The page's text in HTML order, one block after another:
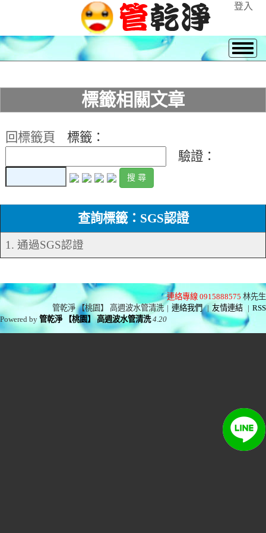
登入
標籤相關文章
回標籤頁
標籤：
驗證：
查詢標籤：SGS認證
1. 通過SGS認證
連絡專線 0915888575 林先生
管乾淨 【桃園】 高週波水管清洗 | 連絡我們 | 友情連結 | RSS
Powered by管乾淨 【桃園】 高週波水管清洗 4.20